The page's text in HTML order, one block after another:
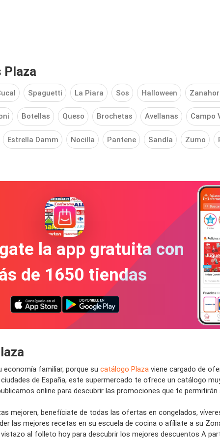
Plaza
Spaguetti La Piara Sos Halloween
Botellas Queso Brochetas Avellanas Campo
Estrella Damm Nocilla Pantene Sandía Zumo
la app gratuita con
de 1650 tiendas
familiar, porque su catálogo Plaza viene cargado de
de España, este supermercado te ofrece un catálogo
online para descubrir las promociones que te
mejoren, benefíciate de todas las ofertas en congelados,
las mejores recetas en su escuela de cocina o afíliate a su
al folleto hoy para descubrir los mejores descuentos A